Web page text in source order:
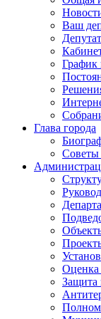
Ваш
График
Глава города
Советы
Оценка
Защита